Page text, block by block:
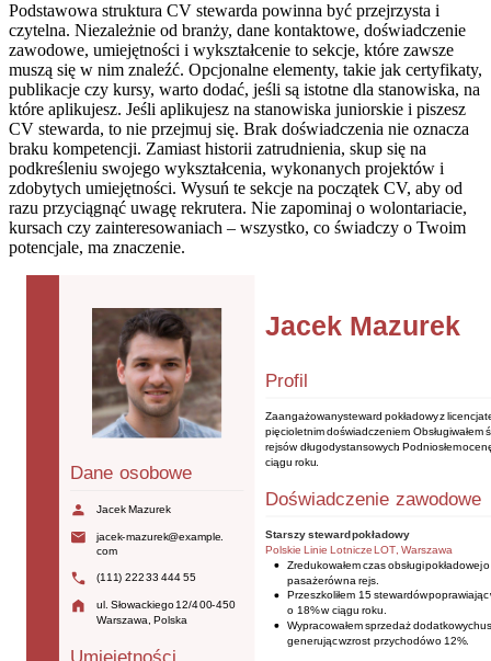
Podstawowa struktura CV stewarda powinna być przejrzysta i
czytelna. Niezależnie od branży, dane kontaktowe, doświadczenie
zawodowe, umiejętności i wykształcenie to sekcje, które zawsze
muszą się w nim znaleźć. Opcjonalne elementy, takie jak certyfikaty,
publikacje czy kursy, warto dodać, jeśli są istotne dla stanowiska, na
które aplikujesz. Jeśli aplikujesz na stanowiska juniorskie i piszesz
CV stewarda, to nie przejmuj się. Brak doświadczenia nie oznacza
braku kompetencji. Zamiast historii zatrudnienia, skup się na
podkreśleniu swojego wykształcenia, wykonanych projektów i
zdobytych umiejętności. Wysuń te sekcje na początek CV, aby od
razu przyciągnąć uwagę rekrutera. Nie zapominaj o wolontariacie,
kursach czy zainteresowaniach – wszystko, co świadczy o Twoim
potencjale, ma znaczenie.